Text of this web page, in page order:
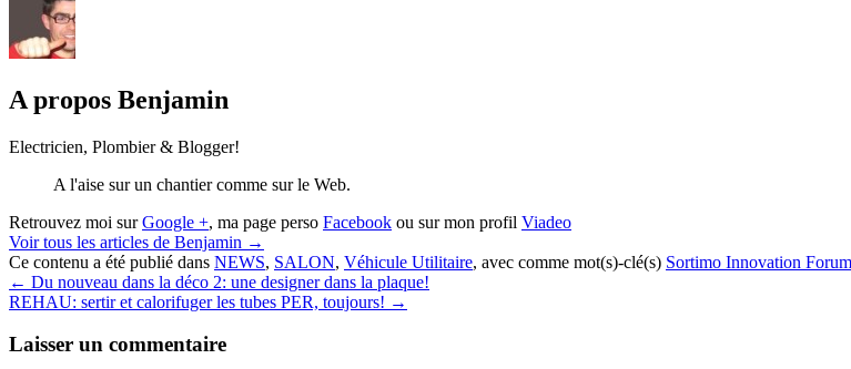
A propos Benjamin
Electricien, Plombier & Blogger!
A l'aise sur un chantier comme sur le Web.
Retrouvez moi surGoogle +, ma page perso Facebook ou sur mon profil Viadeo
Voir tous les articles de Benjamin →
Ce contenu a été publié dans NEWS, SALON, Véhicule Utilitaire, avec comme mot(s)-clé(s) Sortimo Innovation
← Du nouveau dans la déco 2: une designer dans la plaque!
REHAU: sertir et calorifuger les tubes PER, toujours! →
Laisser un commentaire